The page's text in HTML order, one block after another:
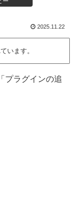
2025.11.22
います。
プラグインの追